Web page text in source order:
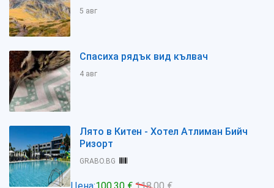
5 авг
Спасиха рядък вид кълвач
4 авг
Лято в Китен - Хотел Атлиман Бийч
Ризорт
GRABO.BG